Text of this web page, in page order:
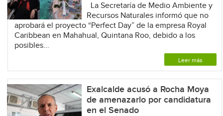
La Secretaría de Medio Ambiente y
Recursos Naturales informó que no
aprobará el proyecto “Perfect Day” de la empresa Royal
Caribbean en Mahahual, Quintana Roo, debido a los
posibles...
Leer más
Exalcalde acusó a Rocha Moya
de amenazarlo por candidatura
en el Senado